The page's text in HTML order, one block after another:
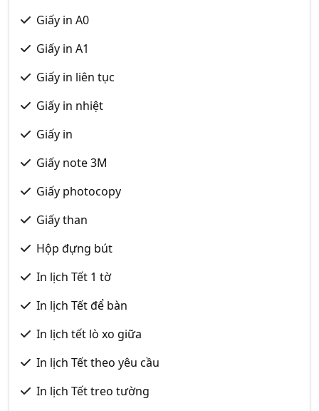
Giấy in A0
Giấy in A1
Giấy in liên tục
Giấy in nhiệt
Giấy in
Giấy note 3M
Giấy photocopy
Giấy than
Hộp đựng bút
In lịch Tết 1 tờ
In lịch Tết để bàn
In lịch tết lò xo giữa
In lịch Tết theo yêu cầu
In lịch Tết treo tường